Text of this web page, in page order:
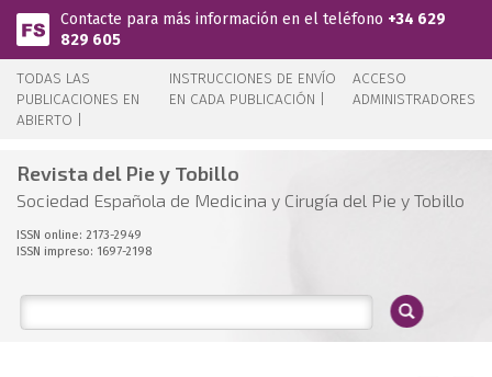
Pasar al contenido principal
Contacte para más información en el teléfono +34 629
829 605
TODAS LAS
PUBLICACIONES EN
ABIERTO |
INSTRUCCIONES DE ENVÍO
EN CADA PUBLICACIÓN |
ACCESO
ADMINISTRADORES
Revista del Pie y Tobillo
Sociedad Española de Medicina y Cirugía del Pie y Tobillo
ISSN online: 2173-2949
ISSN impreso: 1697-2198